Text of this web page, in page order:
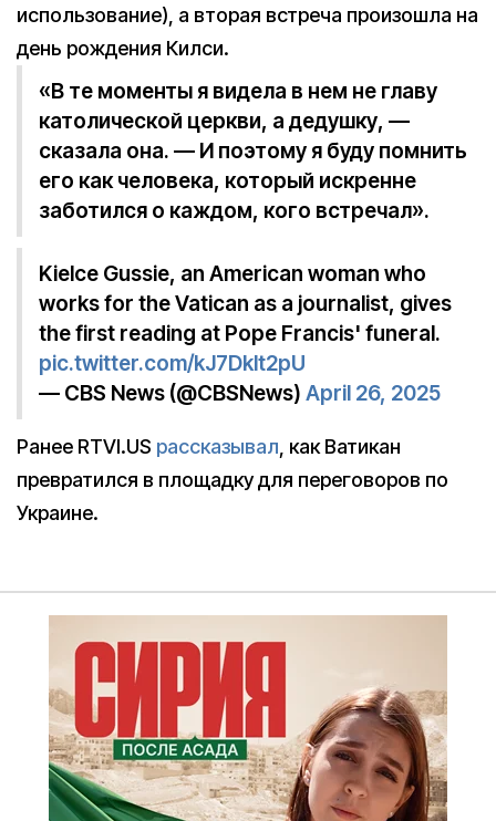
использование), а вторая встреча произошла на
день рождения Килси.
«В те моменты я видела в нем не главу
католической церкви, а дедушку, —
сказала она. — И поэтому я буду помнить
его как человека, который искренне
заботился о каждом, кого встречал».
Kielce Gussie, an American woman who
works for the Vatican as a journalist, gives
the first reading at Pope Francis' funeral.
pic.twitter.com/kJ7Dklt2pU
— CBS News (@CBSNews) April 26, 2025
Ранее RTVI.US рассказывал, как Ватикан
превратился в площадку для переговоров по
Украине.